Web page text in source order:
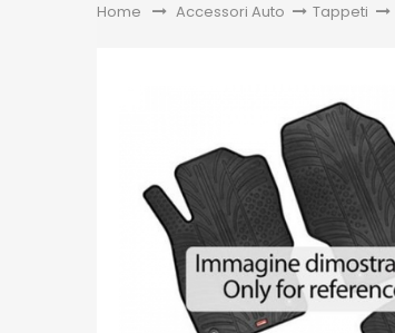
Home &gt;Accessori Auto > Tappeti >